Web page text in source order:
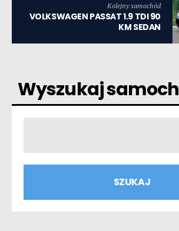
Kolejny samochód
VOLKSWAGEN PASSAT 1.9 TDI 90
KM SEDAN
Wyszukaj